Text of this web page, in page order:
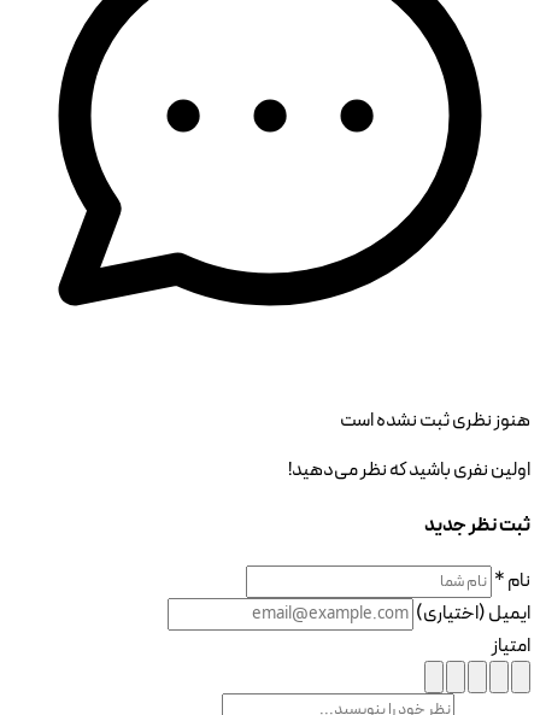
هنوز نظری ثبت نشده است
اولین نفری باشید که نظر می‌دهید!
ثبت نظر جدید
نام *
ایمیل (اختیاری)
امتیاز